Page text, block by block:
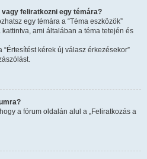
feliratkozni egy témára?
egy témára a “Téma eszközök”
ami általában a téma tetején és
kérek új válasz érkezésekor”
a fórum oldalán alul a „Feliratkozás a